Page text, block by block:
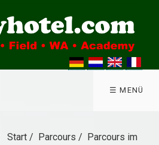
☰ MENÜ
Start / Parcours /
Parcours im